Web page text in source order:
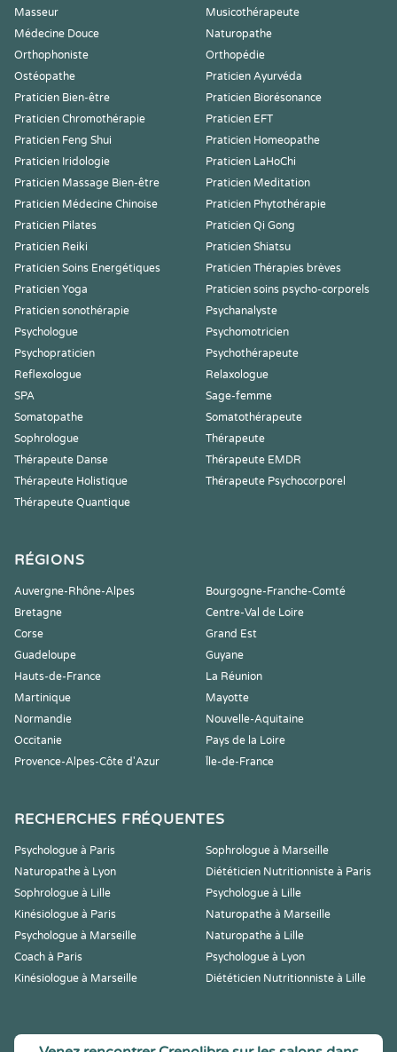
Masseur
Musicothérapeute
Médecine Douce
Naturopathe
Orthophoniste
Orthopédie
Ostéopathe
Praticien Ayurvéda
Praticien Bien-être
Praticien Biorésonance
Praticien Chromothérapie
Praticien EFT
Praticien Feng Shui
Praticien Homeopathe
Praticien Iridologie
Praticien LaHoChi
Praticien Massage Bien-être
Praticien Meditation
Praticien Médecine Chinoise
Praticien Phytothérapie
Praticien Pilates
Praticien Qi Gong
Praticien Reiki
Praticien Shiatsu
Praticien Soins Energétiques
Praticien Thérapies brèves
Praticien Yoga
Praticien soins psycho-corporels
Praticien sonothérapie
Psychanalyste
Psychologue
Psychomotricien
Psychopraticien
Psychothérapeute
Reflexologue
Relaxologue
SPA
Sage-femme
Somatopathe
Somatothérapeute
Sophrologue
Thérapeute
Thérapeute Danse
Thérapeute EMDR
Thérapeute Holistique
Thérapeute Psychocorporel
Thérapeute Quantique
RÉGIONS
Auvergne-Rhône-Alpes
Bourgogne-Franche-Comté
Bretagne
Centre-Val de Loire
Corse
Grand Est
Guadeloupe
Guyane
Hauts-de-France
La Réunion
Martinique
Mayotte
Normandie
Nouvelle-Aquitaine
Occitanie
Pays de la Loire
Provence-Alpes-Côte d'Azur
Île-de-France
RECHERCHES FRÉQUENTES
Psychologue à Paris
Sophrologue à Marseille
Naturopathe à Lyon
Diététicien Nutritionniste à Paris
Sophrologue à Lille
Psychologue à Lille
Kinésiologue à Paris
Naturopathe à Marseille
Psychologue à Marseille
Naturopathe à Lille
Coach à Paris
Psychologue à Lyon
Kinésiologue à Marseille
Diététicien Nutritionniste à Lille